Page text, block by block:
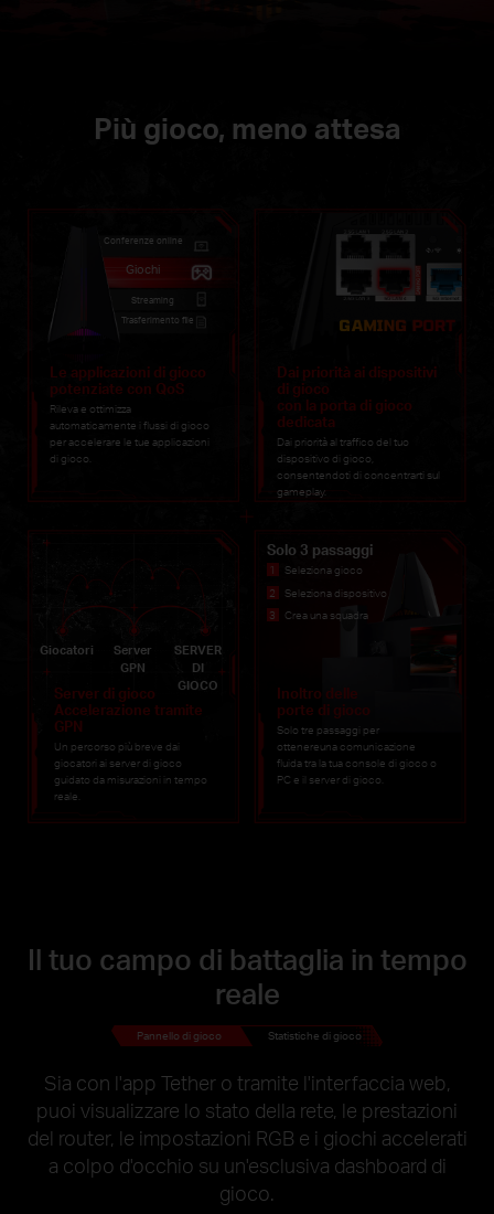
Più gioco, meno attesa
Le applicazioni di gioco
potenziate con QoS
Rileva e ottimizza
automaticamente i flussi di gioco
per accelerare le tue applicazioni
di gioco.
Conferenze online
Giochi
Streaming
Trasferimento file
Dai priorità ai dispositivi
di gioco
con la porta di gioco
dedicata
Dai priorità al traffico del tuo
dispositivo di gioco,
consentendoti di concentrarti sul
gameplay.
Server di gioco
Accelerazione tramite
GPN
Un percorso più breve dai
giocatori ai server di gioco
guidato da misurazioni in tempo
reale.
Giocatori
Server
GPN
SERVER
DI
GIOCO
Inoltro delle
porte di gioco
Solo tre passaggi per
ottenereuna comunicazione
fluida tra la tua console di gioco o
PC e il server di gioco.
Solo 3 passaggi
Seleziona gioco
Seleziona dispositivo
Crea una squadra
Il tuo campo di battaglia in tempo
reale
Pannello di gioco Statistiche di gioco
Sia con l'app Tether o tramite l'interfaccia web,
puoi visualizzare lo stato della rete, le prestazioni
del router, le impostazioni RGB e i giochi accelerati
a colpo d'occhio su un'esclusiva dashboard di
gioco.